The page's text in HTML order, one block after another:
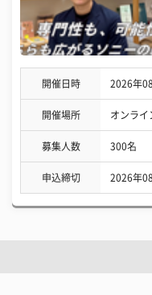
開催日時 2026年
開催場所 オンライ
募集人数 300名
申込締切 2026年